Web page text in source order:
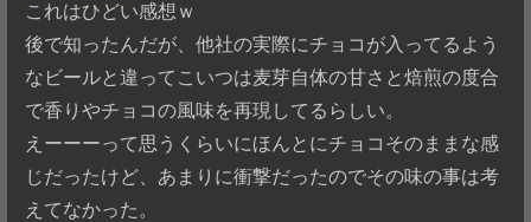
これはひどい感想ｗ
後で知ったんだが、他社の実際にチョコが入ってるよう
なビールと違ってこいつは麦芽自体の甘さと焙煎の度合
で香りやチョコの風味を再現してるらしい。
えーーーって思うくらいにほんとにチョコそのままな感
じだったけど、あまりに衝撃だったのでその味の事は考
えてなかった。